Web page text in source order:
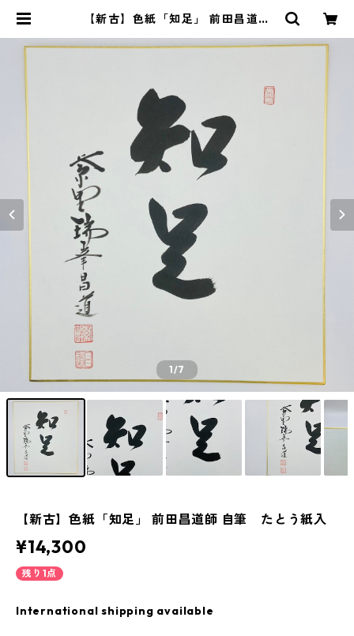
【新古】色紙「知足」 前田昌道師
1/7
【新古】色紙「知足」 前田昌道師 自筆 たとう紙入
¥14,300
残り1点
International shipping available